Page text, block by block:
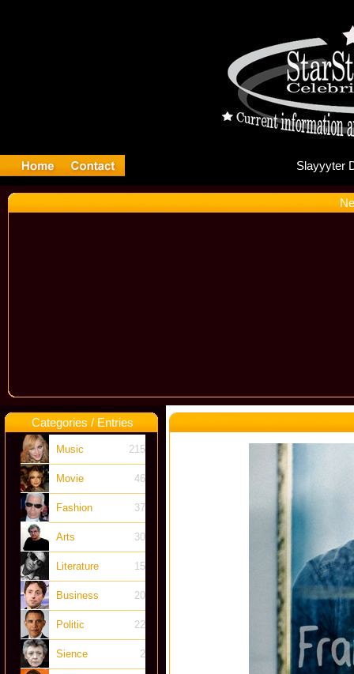
Categories / Entries
Music 215
Movie 46
Fashion 37
Arts 30
Literature 15
Business 20
Politic 22
Sience 2